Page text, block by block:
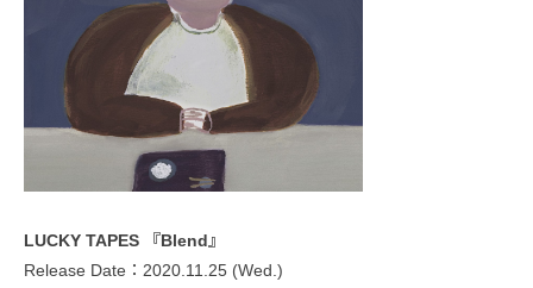
LUCKY TAPES 『Blend』
Release Date：2020.11.25 (Wed.)